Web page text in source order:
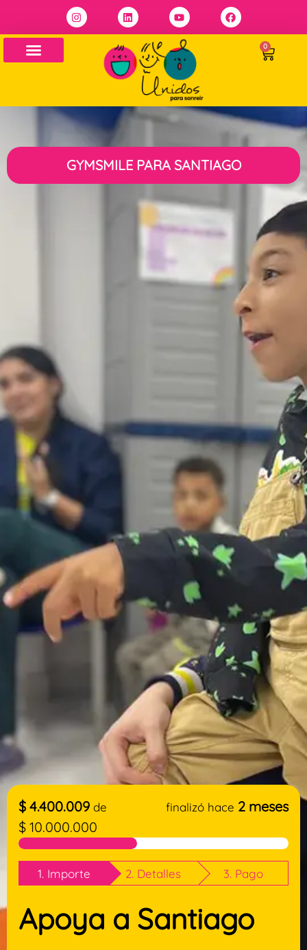
0
GYMSMILE PARA SANTIAGO
$ 4.400.009 de
$ 10.000.000
finalizó hace 2 meses
1. Importe 2. Detalles 3. Pago
Apoya a Santiago